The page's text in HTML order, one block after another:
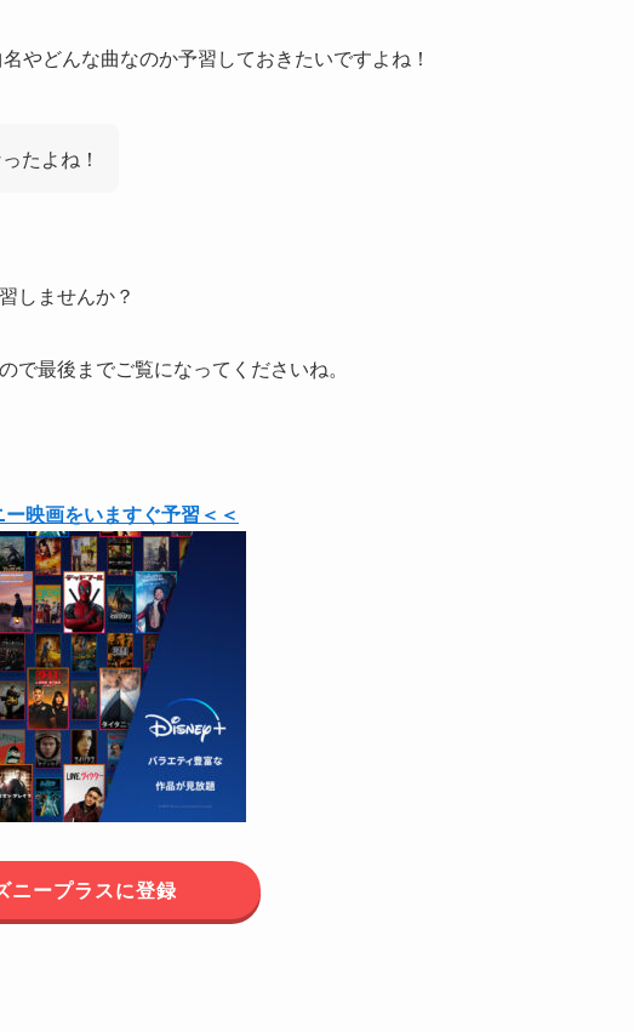
やどんな曲なのか予習しておきたいですよね！
たよね！
しませんか？
最後までご覧になってくださいね。
ー映画をいますぐ予習＜＜
ニープラスに登録